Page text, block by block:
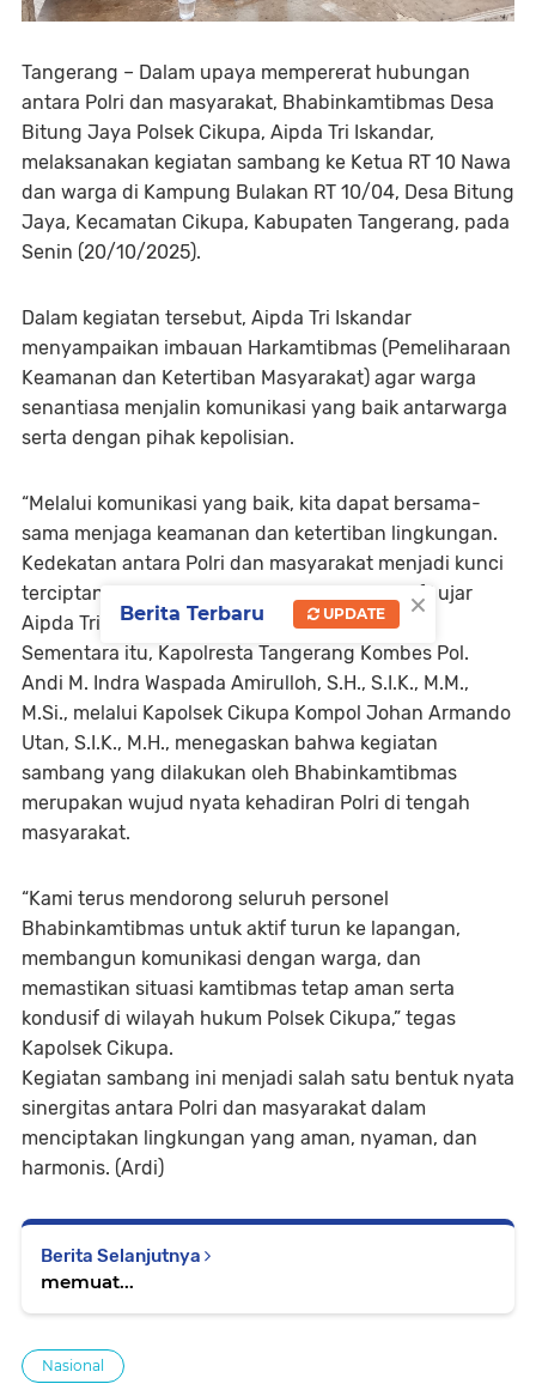
Tangerang – Dalam upaya mempererat hubungan
antara Polri dan masyarakat, Bhabinkamtibmas Desa
Bitung Jaya Polsek Cikupa, Aipda Tri Iskandar,
melaksanakan kegiatan sambang ke Ketua RT 10 Nawa
dan warga di Kampung Bulakan RT 10/04, Desa Bitung
Jaya, Kecamatan Cikupa, Kabupaten Tangerang, pada
Senin (20/10/2025).
Dalam kegiatan tersebut, Aipda Tri Iskandar
menyampaikan imbauan Harkamtibmas (Pemeliharaan
Keamanan dan Ketertiban Masyarakat) agar warga
senantiasa menjalin komunikasi yang baik antarwarga
serta dengan pihak kepolisian.
“Melalui komunikasi yang baik, kita dapat bersama-
sama menjaga keamanan dan ketertiban lingkungan.
Kedekatan antara Polri dan masyarakat menjadi kunci
terciptanya situasi kamtibmas yang kondusif,” ujar
Aipda Tri Iskandar.
Sementara itu, Kapolresta Tangerang Kombes Pol.
Andi M. Indra Waspada Amirulloh, S.H., S.I.K., M.M.,
M.Si., melalui Kapolsek Cikupa Kompol Johan Armando
Utan, S.I.K., M.H., menegaskan bahwa kegiatan
sambang yang dilakukan oleh Bhabinkamtibmas
merupakan wujud nyata kehadiran Polri di tengah
masyarakat.
“Kami terus mendorong seluruh personel
Bhabinkamtibmas untuk aktif turun ke lapangan,
membangun komunikasi dengan warga, dan
memastikan situasi kamtibmas tetap aman serta
kondusif di wilayah hukum Polsek Cikupa,” tegas
Kapolsek Cikupa.
Kegiatan sambang ini menjadi salah satu bentuk nyata
sinergitas antara Polri dan masyarakat dalam
menciptakan lingkungan yang aman, nyaman, dan
harmonis. (Ardi)
Berita Selanjutnya
memuat...
Nasional
×
Berita Terbaru UPDATE